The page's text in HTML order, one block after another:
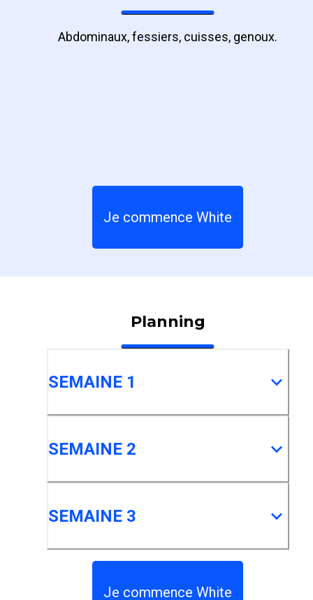
Abdominaux, fessiers, cuisses, genoux.
Je commence White
Planning
SEMAINE 1
SEMAINE 2
SEMAINE 3
Je commence White